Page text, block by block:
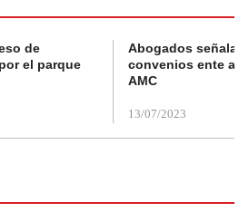
de
el parque
Abogados
convenios ente
AMC
13/07/2023